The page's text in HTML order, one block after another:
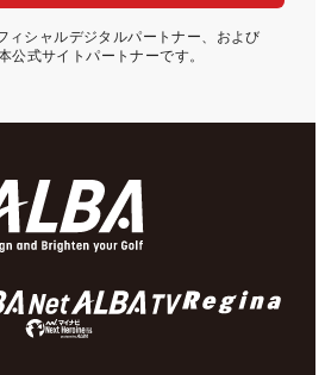
ィシャルデジタルパートナー、および
公式サイトパートナーです。